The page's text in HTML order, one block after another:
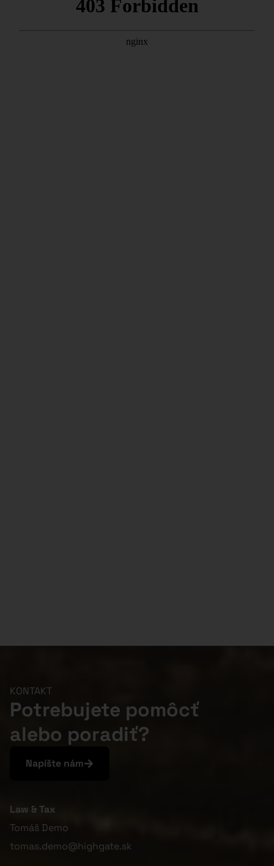
KONTAKT
Potrebujete pomôcť
alebo poradiť?
Napíšte nám
Law & Tax
Tomáš Demo
tomas.demo@highgate.sk